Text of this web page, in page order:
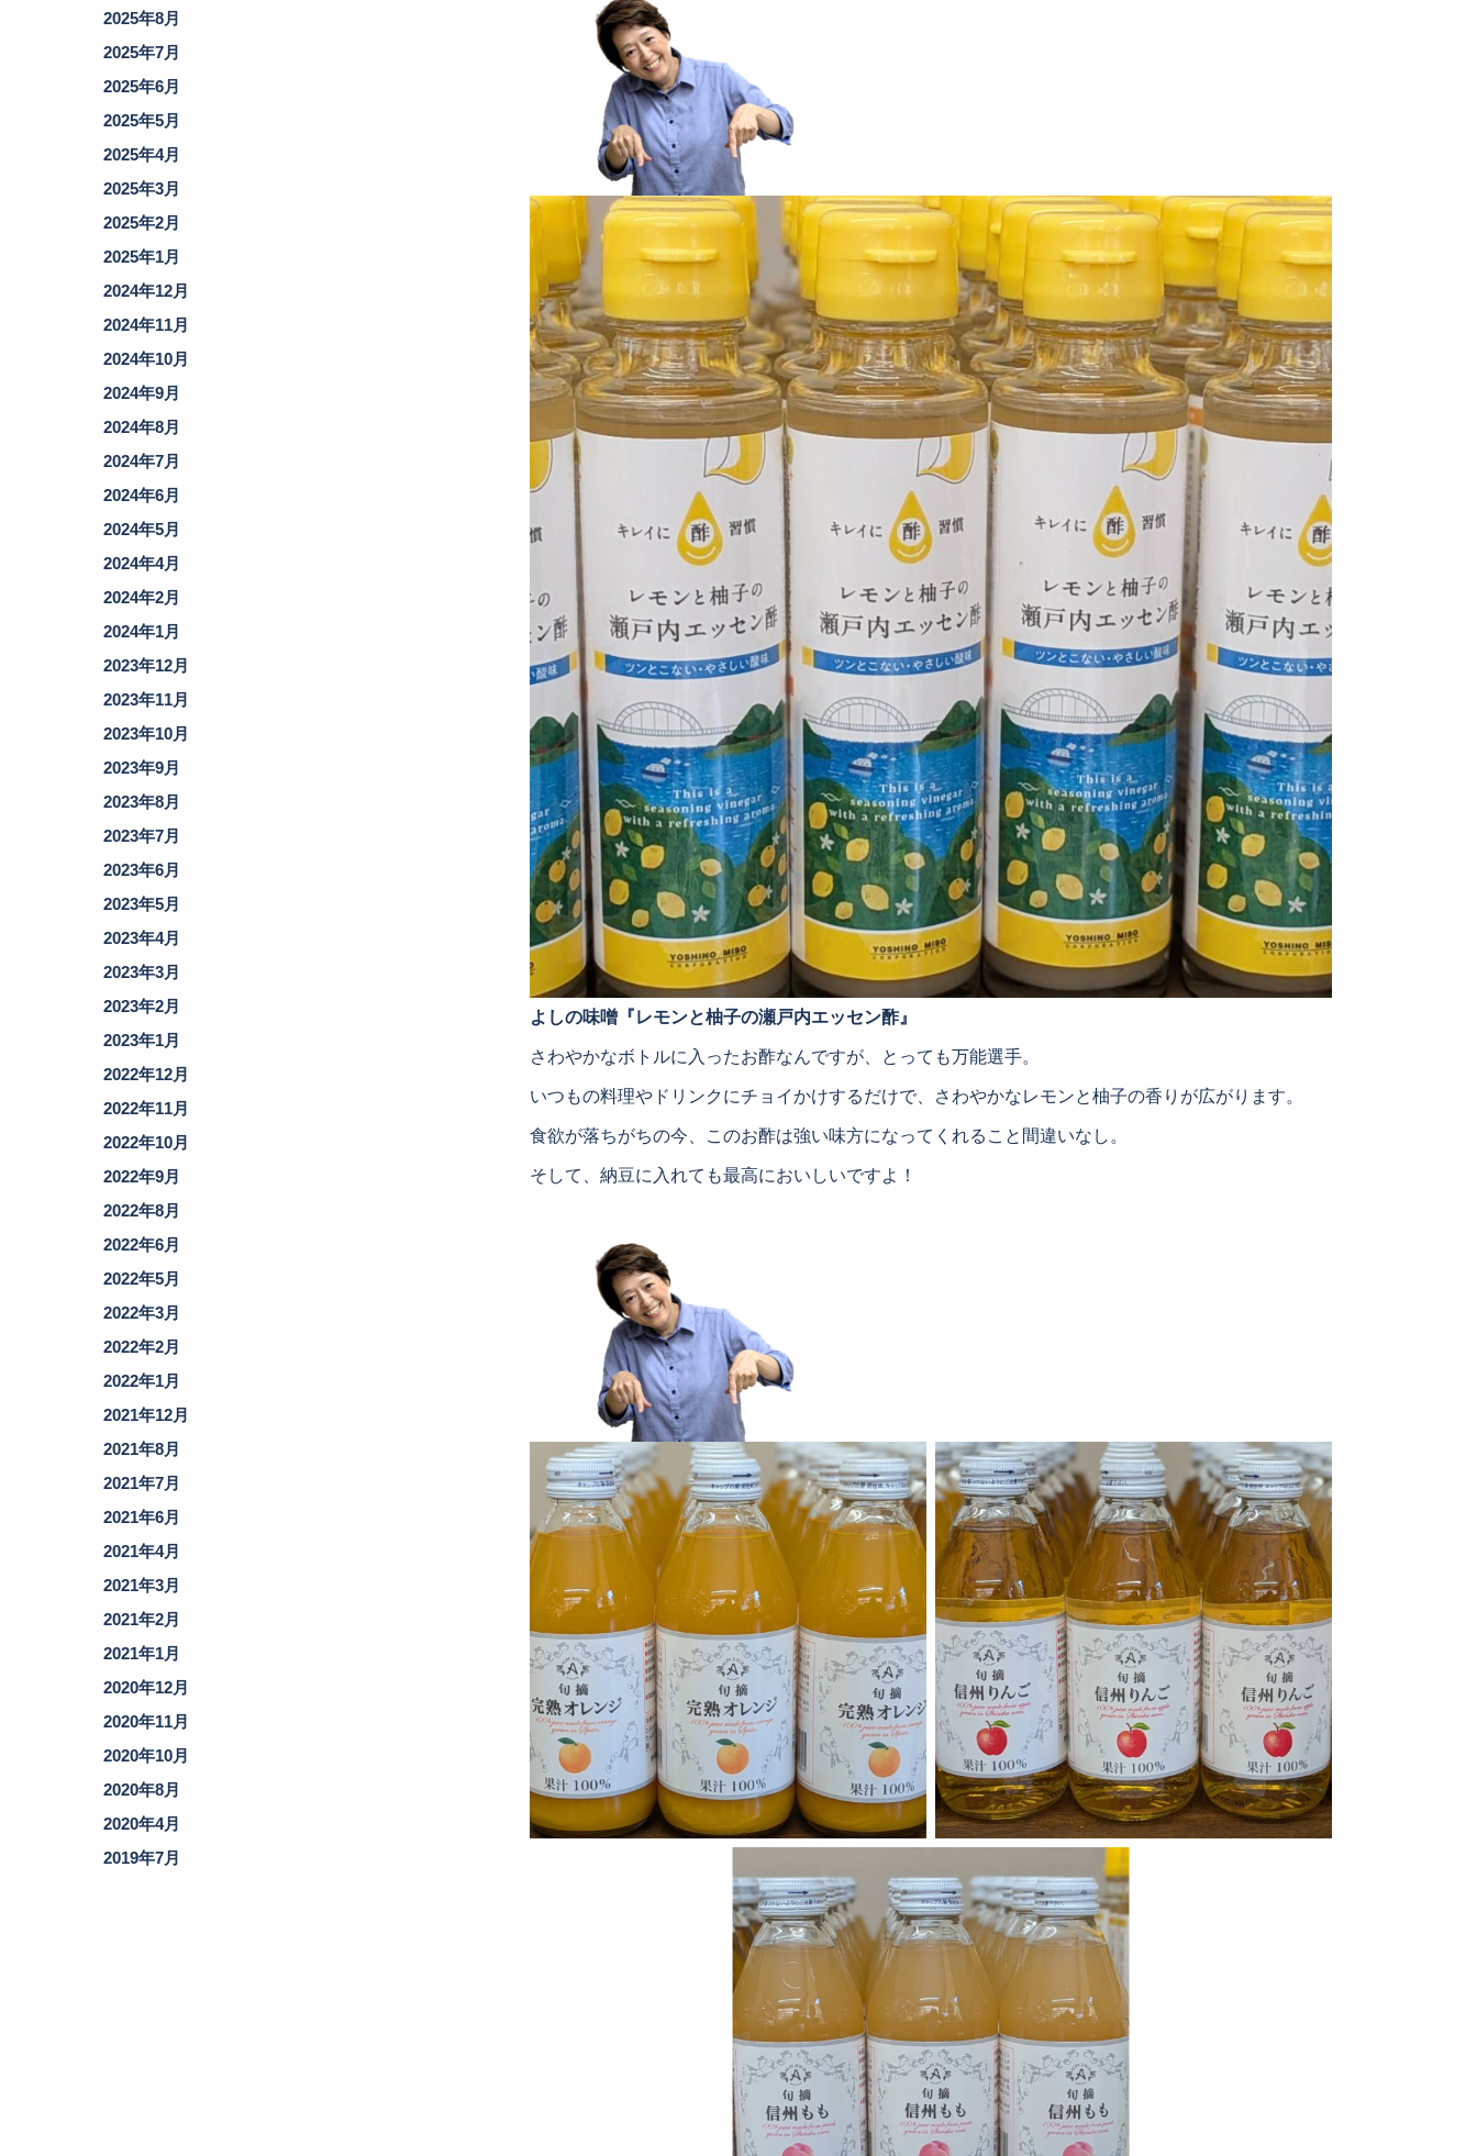
よしの味噌『レモンと柚子の瀬戸内エッセン酢』
さわやかなボトルに入ったお酢なんですが、とっても万能選手。
いつもの料理やドリンクにチョイかけするだけで、さわやかなレモンと柚子の香りが広がります。
食欲が落ちがちの今、このお酢は強い味方になってくれること間違いなし。
そして、納豆に入れても最高においしいですよ！
2025年8月
2025年7月
2025年6月
2025年5月
2025年4月
2025年3月
2025年2月
2025年1月
2024年12月
2024年11月
2024年10月
2024年9月
2024年8月
2024年7月
2024年6月
2024年5月
2024年4月
2024年2月
2024年1月
2023年12月
2023年11月
2023年10月
2023年9月
2023年8月
2023年7月
2023年6月
2023年5月
2023年4月
2023年3月
2023年2月
2023年1月
2022年12月
2022年11月
2022年10月
2022年9月
2022年8月
2022年6月
2022年5月
2022年3月
2022年2月
2022年1月
2021年12月
2021年8月
2021年7月
2021年6月
2021年4月
2021年3月
2021年2月
2021年1月
2020年12月
2020年11月
2020年10月
2020年8月
2020年4月
2019年7月